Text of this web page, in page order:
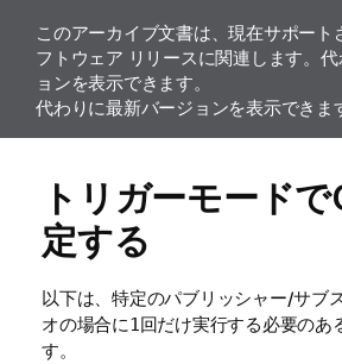
このアーカイブ文書は、現在サポート
フトウェア リリースに関連します。
ョンを表示できます。
代わりに最新バージョンを表示できま
トリガーモード
定する
以下は、特定のパブリッシャー/サブ
オの場合に1回だけ実行する必要のあ
す。